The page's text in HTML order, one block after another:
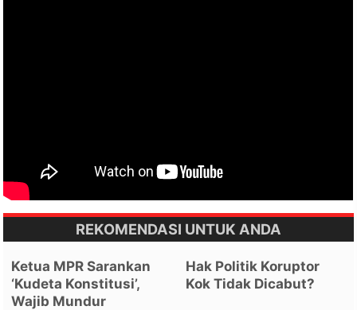
REKOMENDASI UNTUK ANDA
Ketua MPR Sarankan
‘Kudeta Konstitusi’,
Wajib Mundur
Hak Politik Koruptor
Kok Tidak Dicabut?